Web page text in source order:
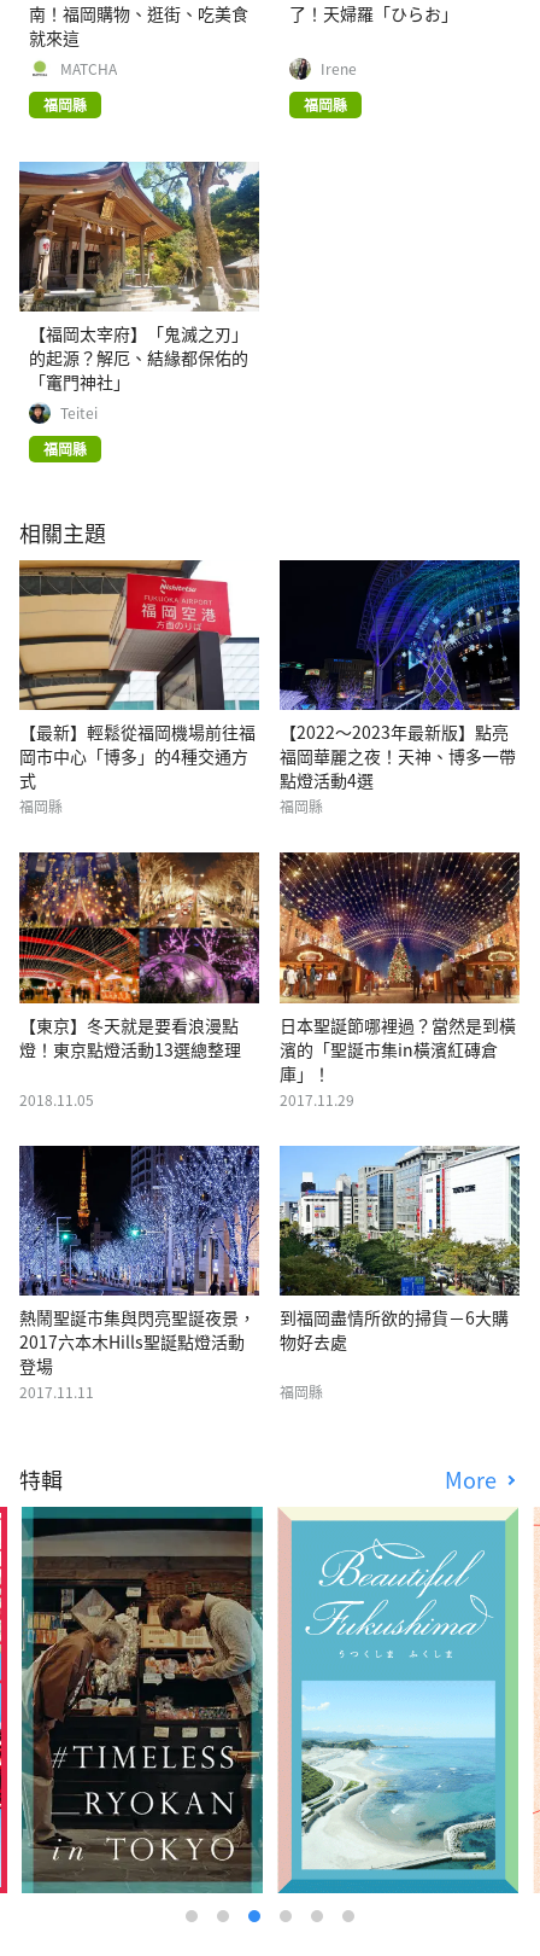
南！福岡購物、逛街、吃美食
就來這
MATCHA
福岡縣
了！天婦羅「ひらお」
Irene
福岡縣
【福岡太宰府】「鬼滅之刃」
的起源？解厄、結緣都保佑的
「竃門神社」
Teitei
福岡縣
相關主題
【最新】輕鬆從福岡機場前往福
岡市中心「博多」的4種交通方
式
福岡縣
【2022〜2023年最新版】點亮
福岡華麗之夜！天神、博多一帶
點燈活動4選
福岡縣
【東京】冬天就是要看浪漫點
燈！東京點燈活動13選總整理
2018.11.05
日本聖誕節哪裡過？當然是到橫
濱的「聖誕市集in橫濱紅磚倉
庫」！
2017.11.29
熱鬧聖誕市集與閃亮聖誕夜景，
2017六本木Hills聖誕點燈活動
登場
2017.11.11
到福岡盡情所欲的掃貨－6大購
物好去處
福岡縣
特輯 More